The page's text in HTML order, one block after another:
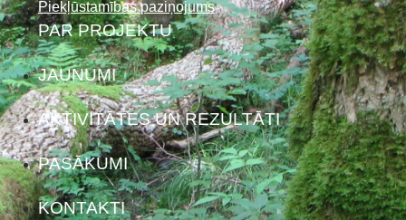
Piekļūstamības paziņojums
PAR PROJEKTU
JAUNUMI
AKTIVITĀTES UN REZULTĀTI
PASĀKUMI
KONTAKTI